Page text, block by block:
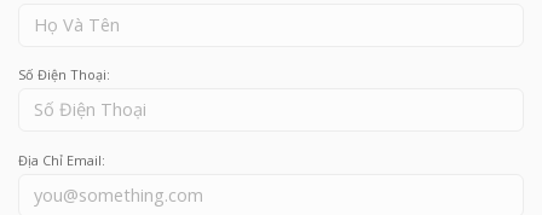
Số Điện Thoại:
Địa Chỉ Email: